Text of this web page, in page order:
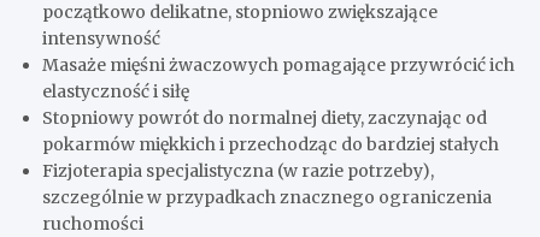
początkowo delikatne, stopniowo zwiększające
intensywność
Masaże mięśni żwaczowych pomagające przywrócić ich
elastyczność i siłę
Stopniowy powrót do normalnej diety, zaczynając od
pokarmów miękkich i przechodząc do bardziej stałych
Fizjoterapia specjalistyczna (w razie potrzeby),
szczególnie w przypadkach znacznego ograniczenia
ruchomości